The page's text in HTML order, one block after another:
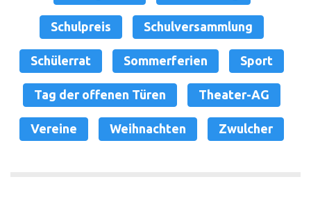
Schulpreis Schulversammlung
Schülerrat Sommerferien Sport
Tag der offenen Türen Theater-AG
Vereine Weihnachten Zwulcher